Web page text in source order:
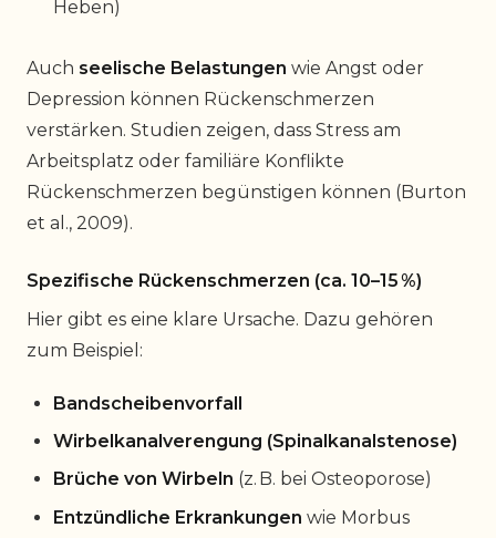
Heben)
Auch seelische Belastungen wie Angst oder
Depression können Rückenschmerzen
verstärken. Studien zeigen, dass Stress am
Arbeitsplatz oder familiäre Konflikte
Rückenschmerzen begünstigen können (Burton
et al., 2009).
Spezifische Rückenschmerzen (ca. 10–15 %)
Hier gibt es eine klare Ursache. Dazu gehören
zum Beispiel:
Bandscheibenvorfall
Wirbelkanalverengung (Spinalkanalstenose)
Brüche von Wirbeln (z. B. bei Osteoporose)
Entzündliche Erkrankungen wie Morbus